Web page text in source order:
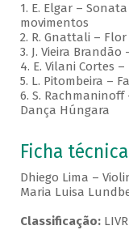
1. E. Elgar –
movimentos
2. R. Gnattali –
3. J. Vieira Brandão
4. E. Vilani Cortes –
5. L. Pitombeira –
6. S. Rachmaninoff
Dança Húngara
Ficha técnica
Dhiego Lima –
Maria Luisa
Classificação: